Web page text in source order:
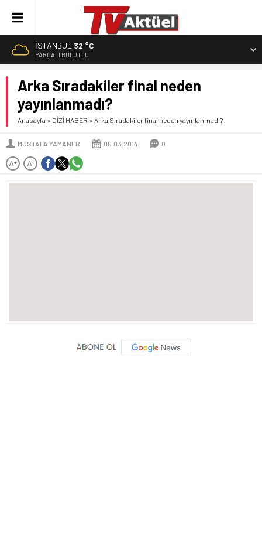
İSTANBUL 32 °C
PARÇALI BULUTLU
Arka Sıradakiler final neden
yayınlanmadı?
Anasayfa » DİZİ HABER » Arka Sıradakiler final neden yayınlanmadı?
MUSTAFA YAMANER 05.03.2014 0
A+ A-